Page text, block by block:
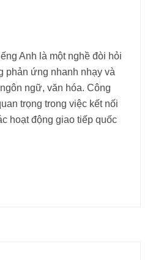
Anh là một nghề đòi hỏi
phản ứng nhanh nhạy và
ngữ, văn hóa. Công
trọng trong việc kết nối
hoạt động giao tiếp quốc